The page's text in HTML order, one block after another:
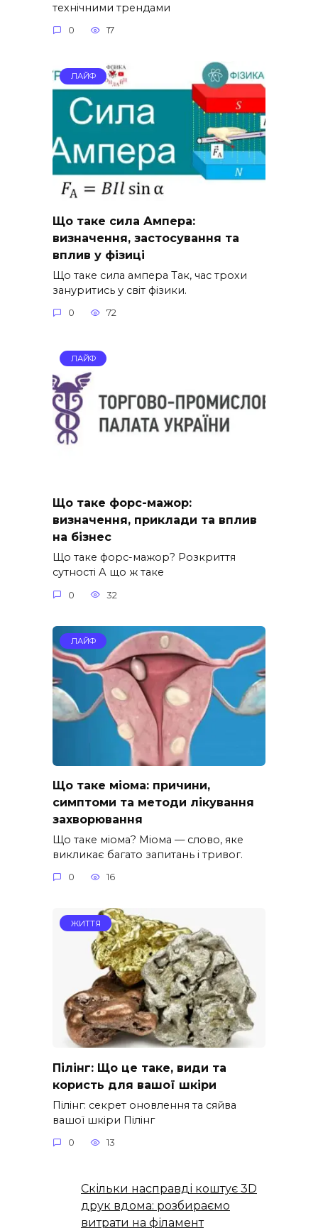
технічними трендами
0 17
ЛАЙФ
Що таке сила Ампера:
визначення, застосування та
вплив у фізиці
Що таке сила ампера Так, час трохи
зануритись у світ фізики.
0 72
ЛАЙФ
Що таке форс-мажор:
визначення, приклади та вплив
на бізнес
Що таке форс-мажор? Розкриття
сутності А що ж таке
0 32
ЛАЙФ
Що таке міома: причини,
симптоми та методи лікування
захворювання
Що таке міома? Міома — слово, яке
викликає багато запитань і тривог.
0 16
ЖИТТЯ
Пілінг: Що це таке, види та
користь для вашої шкіри
Пілінг: секрет оновлення та сяйва
вашої шкіри Пілінг
0 13
Скільки насправді коштує 3D
друк вдома: розбираємо
витрати на філамент